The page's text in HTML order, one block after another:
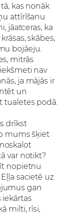
kas nonāk
attīrīšanu
jāatceras, ka
skābes,
bojāeju.
mitrās
nav
ja mājās ir
un
tualetes podā.
drīkst
mums šķiet
var notikt?
nopietnu
sacietē uz
gan
milti, rīsi,